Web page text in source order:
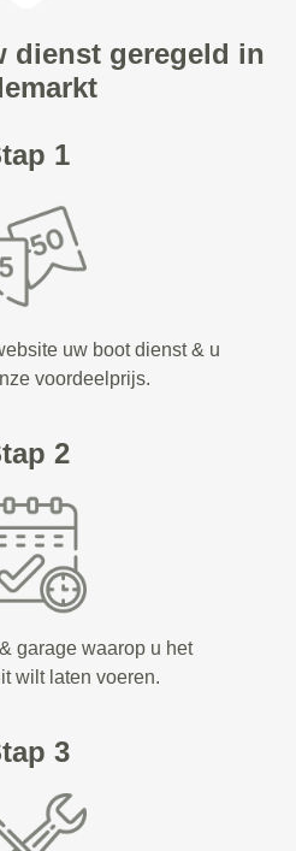
dienst geregeld in
1
uw boot dienst & u
voordeelprijs.
2
garage waarop u het
wilt laten voeren.
3